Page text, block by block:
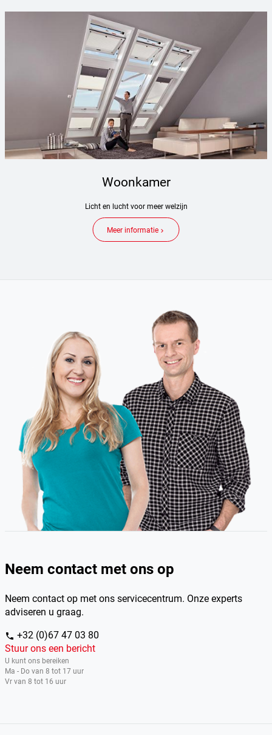
Woonkamer
Licht en lucht voor meer welzijn
Meer informatiekeyboard_arrow_right
Neem contact met ons op
Neem contact op met ons servicecentrum. Onze experts
adviseren u graag.
phone +32 (0)67 47 03 80
Stuur ons een bericht
U kunt ons bereiken
Ma - Do van 8 tot 17 uur
Vr van 8 tot 16 uur